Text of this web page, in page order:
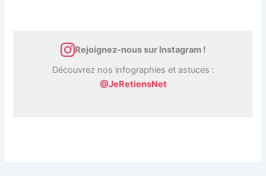
Rejoignez-nous sur Instagram !
Découvrez nos infographies et astuces :
@JeRetiensNet